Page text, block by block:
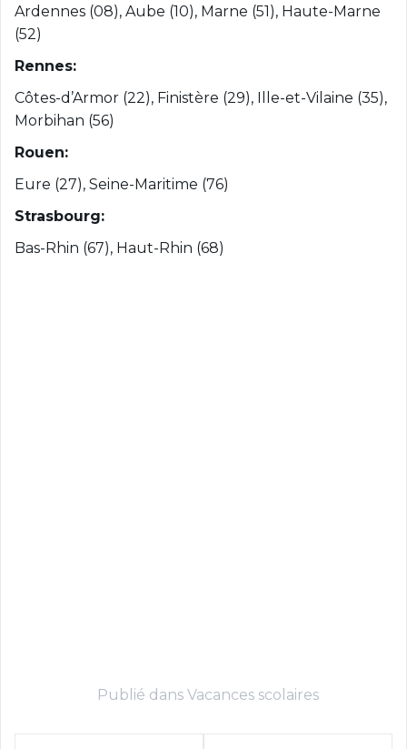
Ardennes (08), Aube (10), Marne (51), Haute-Marne
(52)
Rennes:
Côtes-d’Armor (22), Finistère (29), Ille-et-Vilaine (35),
Morbihan (56)
Rouen:
Eure (27), Seine-Maritime (76)
Strasbourg:
Bas-Rhin (67), Haut-Rhin (68)
Publié dans Vacances scolaires